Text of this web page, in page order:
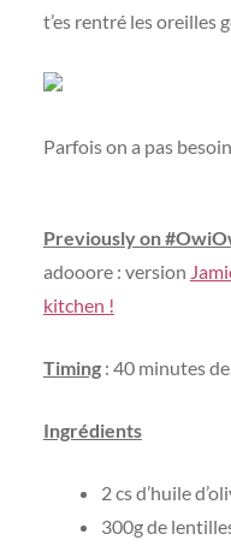
t’es rentré les oreilles
Parfois on a pas
Previously on
adooore : version
kitchen !
Timing: 40 minutes
Ingrédients
2 cs d’huile
300g de